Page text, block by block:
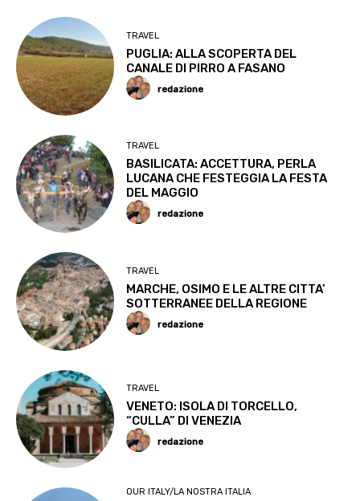
TRAVEL
PUGLIA: ALLA SCOPERTA DEL
CANALE DI PIRRO A FASANO
redazione
TRAVEL
BASILICATA: ACCETTURA, PERLA
LUCANA CHE FESTEGGIA LA FESTA
DEL MAGGIO
redazione
TRAVEL
MARCHE, OSIMO E LE ALTRE CITTA’
SOTTERRANEE DELLA REGIONE
redazione
TRAVEL
VENETO: ISOLA DI TORCELLO,
“CULLA” DI VENEZIA
redazione
OUR ITALY/LA NOSTRA ITALIA